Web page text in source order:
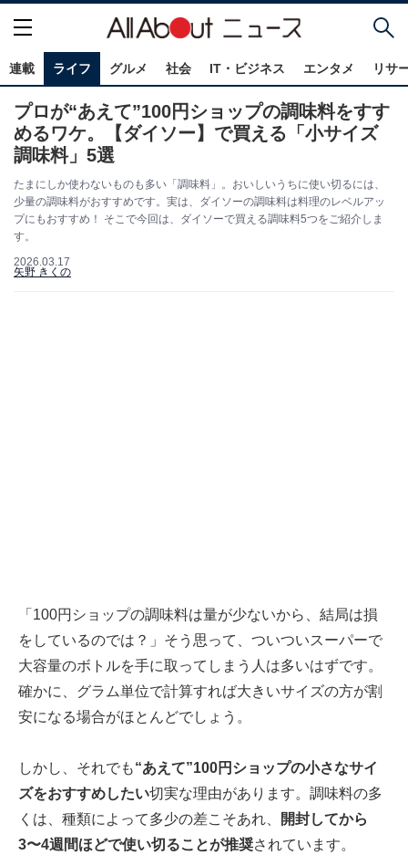
連載 ライフ グルメ 社会 IT・ビジネス エンタメ リサ
プロが“あえて”100円ショップの調味料をすす
めるワケ。【ダイソー】で買える「小サイズ
調味料」5選
たまにしか使わないものも多い「調味料」。おいしいうちに使い切るには、
少量の調味料がおすすめです。実は、ダイソーの調味料は料理のレベルアッ
プにもおすすめ！ そこで今回は、ダイソーで買える調味料5つをご紹介しま
す。
2026.03.17
矢野 きくの
「100円ショップの調味料は量が少ないから、結局は損
をしているのでは？」そう思って、ついついスーパーで
大容量のボトルを手に取ってしまう人は多いはずです。
確かに、グラム単位で計算すれば大きいサイズの方が割
安になる場合がほとんどでしょう。
しかし、それでも“あえて”100円ショップの小さなサイ
ズをおすすめしたい切実な理由があります。調味料の多
くは、種類によって多少の差こそあれ、
開封してから
3〜4週間ほどで使い切ることが推奨されています。